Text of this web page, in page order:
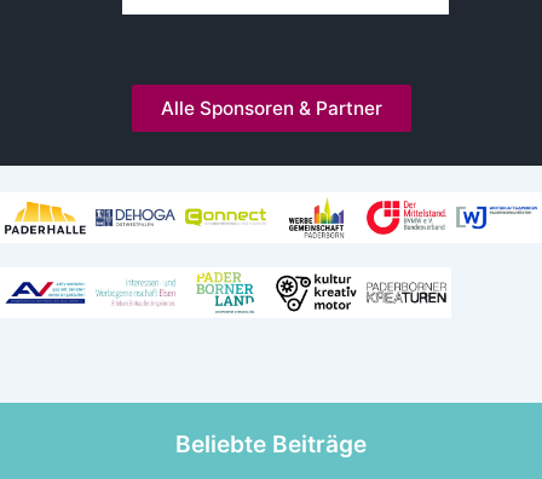
Alle Sponsoren & Partner
Beliebte Beiträge